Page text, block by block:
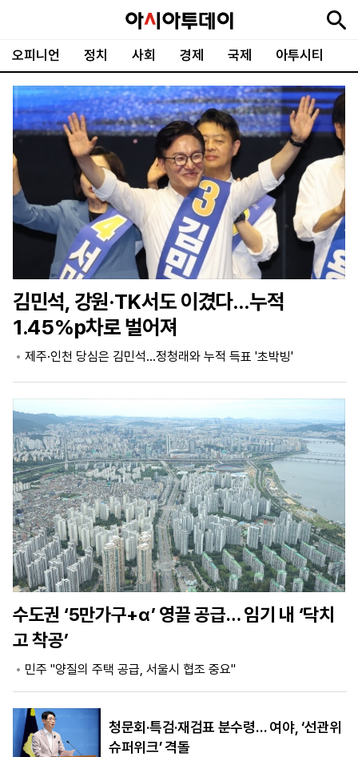
오피니언 정치 사회 경제 국제 아투시티
뉴
스
최
신
속
보
정
치
사
회
경
제
국
제
오
피
피
플
아
투
문
화
포
토
ENGLISH
中
文
Tiếng
Việt
지
면
기
신
문
독
후
원
기
제
보
시
회
사
개
앱
설
마
켓
파
워
운
세
대
학
동
문
골
프
김민석, 강원·TK서도 이겼다…누적
1.45%p차로 벌어져
제주·인천 당심은 김민석…정청래와 누적 득표 '초박빙'
수도권 ‘5만가구+α’ 영끌 공급… 임기 내 ‘닥치
고 착공’
민주 "양질의 주택 공급, 서울시 협조 중요"
청문회·특검·재검표 분수령… 여야, ‘선관위
슈퍼위크’ 격돌